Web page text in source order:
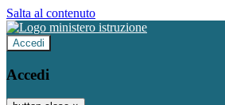
Salta al contenuto
Accedi
Accedi